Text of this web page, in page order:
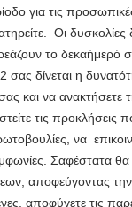
για τις
Οι
το δεκαήμερό
σας δίνεται η
και να ανακτήσετε
τις προκλήσεις
να
Σαφέστατα
αποφεύγοντας την
αποφύγετε τις